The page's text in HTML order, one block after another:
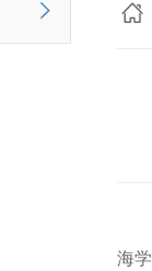
海